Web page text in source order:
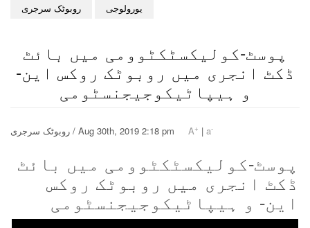
روبوٹک سرجری
یورولوجی
پوسٹ-کولیکسٹکٹوومی میں بائٹ
ڈکٹ انجری میں روبوٹک روکس این-
و ہیپاٹیکوجیجنسٹومی
روبوٹک سرجری / Aug 30th, 2019 2:18 pm A+ | a-
پوسٹ-کولیکسٹکٹوومی میں بائٹ
ڈکٹ انجری میں روبوٹک روکس
این- و ہیپاٹیکوجیجنسٹومی